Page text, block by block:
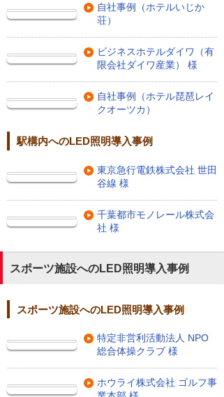
自社事例（ホテルいじか
荘）
ビジネスホテルダイワ（有
限会社ダイワ産業） 様
自社事例（ホテル琵琶レイ
クオーツカ）
駅構内へのLED照明導入事例
東京急行電鉄株式会社 世田
谷線 様
千葉都市モノレール株式会
社 様
スポーツ施設へのLED照明導入事例
スポーツ施設へのLED照明導入事例
特定非営利活動法人 NPO
総合体操クラブ 様
ホウライ株式会社 ゴルフ事